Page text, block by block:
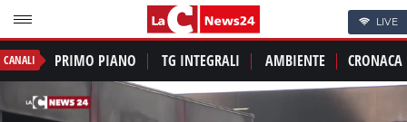
LIVE
CANALI PRIMO PIANO TG INTEGRALI AMBIENTE CRONACA